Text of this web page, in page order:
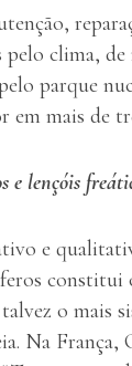
clima, de
parque
em mais de
e lençóis
e
constitui
o mais
Na França,